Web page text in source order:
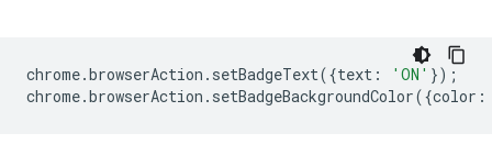
chrome.browserAction . setBadgeText({text : 'ON' });
chrome.browserAction . setBadgeBackgroundColor({color :